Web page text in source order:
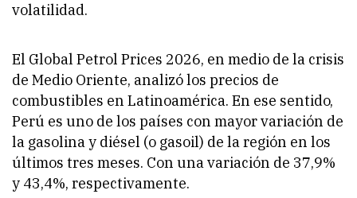
volatilidad.
El Global Petrol Prices 2026, en medio de la crisis
de Medio Oriente, analizó los precios de
combustibles en Latinoamérica. En ese sentido,
Perú es uno de los países con mayor variación de
la gasolina y diésel (o gasoil) de la región en los
últimos tres meses. Con una variación de 37,9%
y 43,4%, respectivamente.